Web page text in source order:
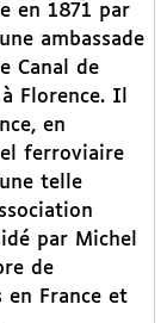
en 1871 par
ambassade
Canal de
Florence. Il
en
ferroviaire
telle
par Michel
de
France et